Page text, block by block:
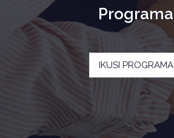
Programa
IKUSI PROGRAMA